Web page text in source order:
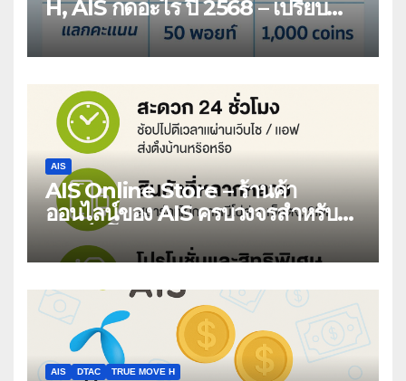
H, AIS กดอะไร ปี 2568 – เปรียบ
เทียบวิธียืดอายุซิมเติมเงิน 1 ปี
AIS
AIS Online Store – ร้านค้า
ออนไลน์ของ AIS ครบวงจรสำหรับ
สมาร์ทโฟนและบริการดิจิทัล
AIS DTAC TRUE MOVE H